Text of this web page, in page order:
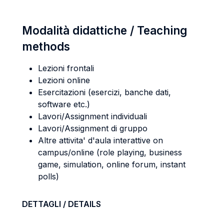
Modalità didattiche / Teaching
methods
Lezioni frontali
Lezioni online
Esercitazioni (esercizi, banche dati,
software etc.)
Lavori/Assignment individuali
Lavori/Assignment di gruppo
Altre attivita' d'aula interattive on
campus/online (role playing, business
game, simulation, online forum, instant
polls)
DETTAGLI / DETAILS